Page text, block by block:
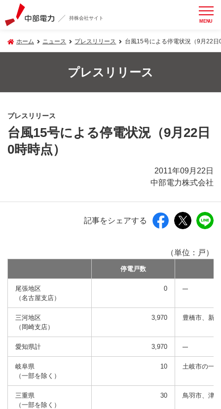
持株会社サイト MENU
ホーム ニュース プレスリリース 台風15号による停電状況（9月22日
プレスリリース
プレスリリース
台風15号による停電状況（9月22日
0時時点）
2011年09月22日
中部電力株式会社
記事をシェアする
（単位：戸）
停電戸数
尾張地区
（名古屋支店）
0
三河地区
（岡崎支店）
3,970 豊橋市、新
愛知県計 3,970
岐阜県
（一部を除く）
10 土岐市の一部
三重県
（一部を除く）
30 鳥羽市、津